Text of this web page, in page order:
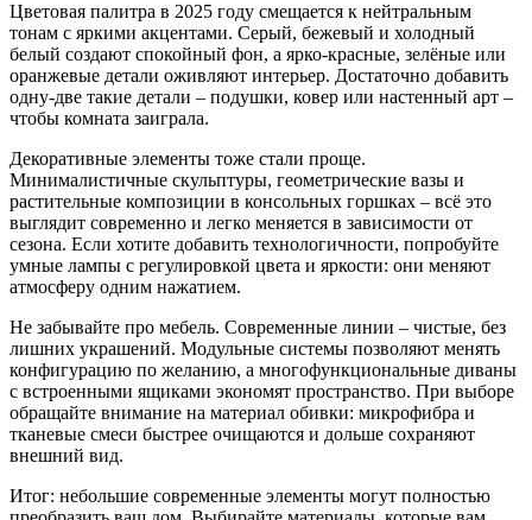
Цветовая палитра в 2025 году смещается к нейтральным
тонам с яркими акцентами. Серый, бежевый и холодный
белый создают спокойный фон, а ярко‑красные, зелёные или
оранжевые детали оживляют интерьер. Достаточно добавить
одну-две такие детали – подушки, ковер или настенный арт –
чтобы комната заиграла.
Декоративные элементы тоже стали проще.
Минималистичные скульптуры, геометрические вазы и
растительные композиции в консольных горшках – всё это
выглядит современно и легко меняется в зависимости от
сезона. Если хотите добавить технологичности, попробуйте
умные лампы с регулировкой цвета и яркости: они меняют
атмосферу одним нажатием.
Не забывайте про мебель. Современные линии – чистые, без
лишних украшений. Модульные системы позволяют менять
конфигурацию по желанию, а многофункциональные диваны
с встроенными ящиками экономят пространство. При выборе
обращайте внимание на материал обивки: микрофибра и
тканевые смеси быстрее очищаются и дольше сохраняют
внешний вид.
Итог: небольшие современные элементы могут полностью